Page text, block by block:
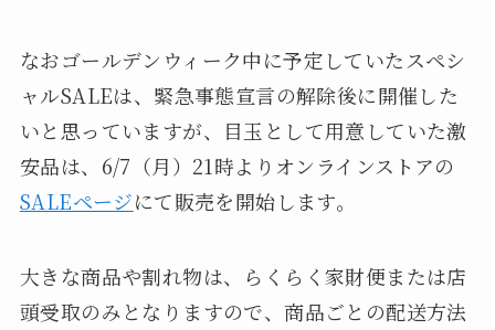
なおゴールデンウィーク中に予定していたスペシ
ャルSALEは、緊急事態宣言の解除後に開催した
いと思っていますが、目玉として用意していた激
安品は、6/7（月）21時よりオンラインストアの
SALEページにて販売を開始します。
大きな商品や割れ物は、らくらく家財便または店
頭受取のみとなりますので、商品ごとの配送方法